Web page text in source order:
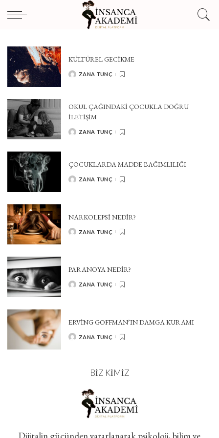
KÜLTÜREL GECİKME
POSTEDZANA TUNÇ
OKUL ÇAĞINDAKİ ÇOCUKLA DOĞRU
İLETİŞİM
POSTEDZANA TUNÇ
ÇOCUKLARDA MADDE BAĞIMLILIĞI
POSTEDZANA TUNÇ
NARKOLEPSI NEDIR?
POSTEDZANA TUNÇ
PARANOYA NEDIR?
POSTEDZANA TUNÇ
ERVİNG GOFFMAN’IN DAMGA KURAMI
POSTEDZANA TUNÇ
BIZ KIMIZ